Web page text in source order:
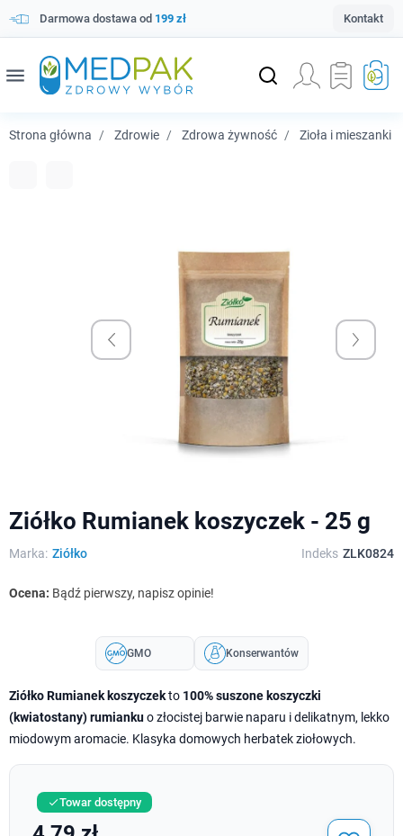
Darmowa dostawa od 199 zł Kontakt
menu
Strona główna Zdrowie Zdrowa żywność Zioła i mieszanki
Ziółko Rumianek koszyczek - 25 g
Marka: Ziółko Indeks ZLK0824
Ocena: Bądź pierwszy, napisz opinie!
GMO Konserwantów
Ziółko Rumianek koszyczekto 100% suszone koszyczki
(kwiatostany) rumiankuo złocistej barwie naparu i delikatnym, lekko
miodowym aromacie. Klasyka domowych herbatek ziołowych.
Towar dostępny